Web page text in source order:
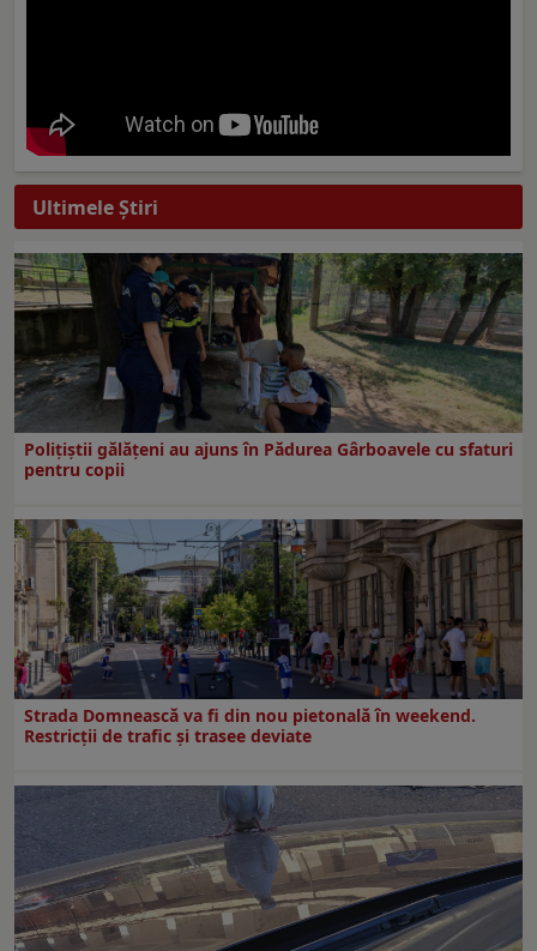
Ultimele Ştiri
Polițiștii gălățeni au ajuns în Pădurea Gârboavele cu sfaturi
pentru copii
Strada Domnească va fi din nou pietonală în weekend.
Restricţii de trafic şi trasee deviate